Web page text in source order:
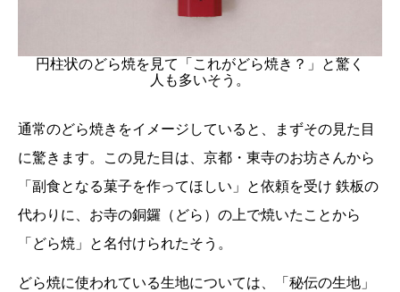
円柱状のどら焼を見て「これがどら焼き？」と驚く
人も多いそう。
通常のどら焼きをイメージしていると、まずその見た目
に驚きます。この見た目は、京都・東寺のお坊さんから
「副食となる菓子を作ってほしい」と依頼を受け 鉄板の
代わりに、お寺の銅鑼（どら）の上で焼いたことから
「どら焼」と名付けられたそう。
どら焼に使われている生地については、「秘伝の生地」